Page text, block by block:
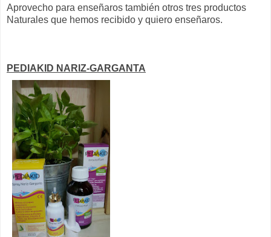
Aprovecho para enseñaros también otros tres productos
Naturales que hemos recibido y quiero enseñaros.
PEDIAKID NARIZ-GARGANTA